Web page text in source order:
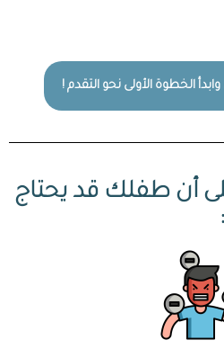
الخطوة الأولى نحو التقدم !
أن طفلك قد يحتاج